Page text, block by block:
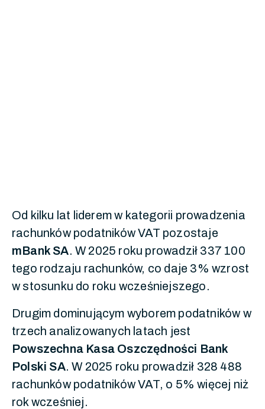
Od kilku lat liderem w kategorii prowadzenia
rachunków podatników VAT pozostaje
mBank SA. W 2025 roku prowadził 337 100
tego rodzaju rachunków, co daje 3% wzrost
w stosunku do roku wcześniejszego.
Drugim dominującym wyborem podatników w
trzech analizowanych latach jest
Powszechna Kasa Oszczędności Bank
Polski SA. W 2025 roku prowadził 328 488
rachunków podatników VAT, o 5% więcej niż
rok wcześniej.